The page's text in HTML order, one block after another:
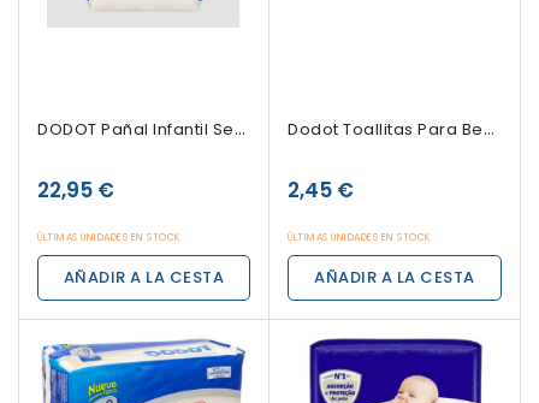
DODOT Pañal Infantil Sensitive Talla 1 De 2-5...
22,95 €
ÚLTIMAS UNIDADES EN STOCK
AÑADIR A LA CESTA
Dodot Toallitas Para Bebé, 64 Toallitas
2,45 €
ÚLTIMAS UNIDADES EN STOCK
AÑADIR A LA CESTA